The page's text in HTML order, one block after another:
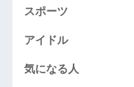
スポーツ
アイドル
気になる人